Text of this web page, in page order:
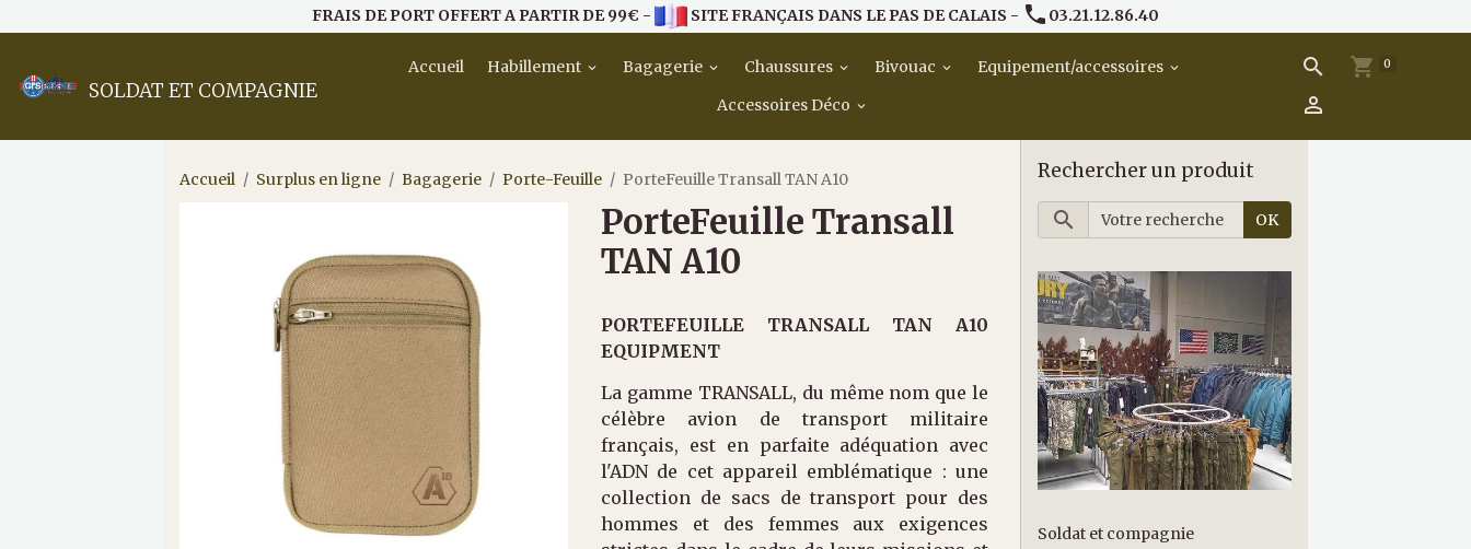
FRAIS DE PORT OFFERT A PARTIR DE 99€ - SITE FRANÇAIS DANS LE PAS DE CALAIS - 03.21.12.86.40
SOLDAT ET COMPAGNIE
Accueil Habillement Bagagerie Chaussures Bivouac
Equipement/accessoires
Accessoires Déco
0
Accueil Surplus en ligne Bagagerie Porte-Feuille PorteFeuille Transall TAN A10
PorteFeuille Transall
TAN A10
PORTEFEUILLE TRANSALL TAN A10
EQUIPMENT
La gamme TRANSALL, du même nom que le
célèbre avion de transport militaire
français, est en parfaite adéquation avec
l'ADN de cet appareil emblématique : une
collection de sacs de transport pour des
hommes et des femmes aux exigences
Rechercher un produit
OK
Soldat et compagnie